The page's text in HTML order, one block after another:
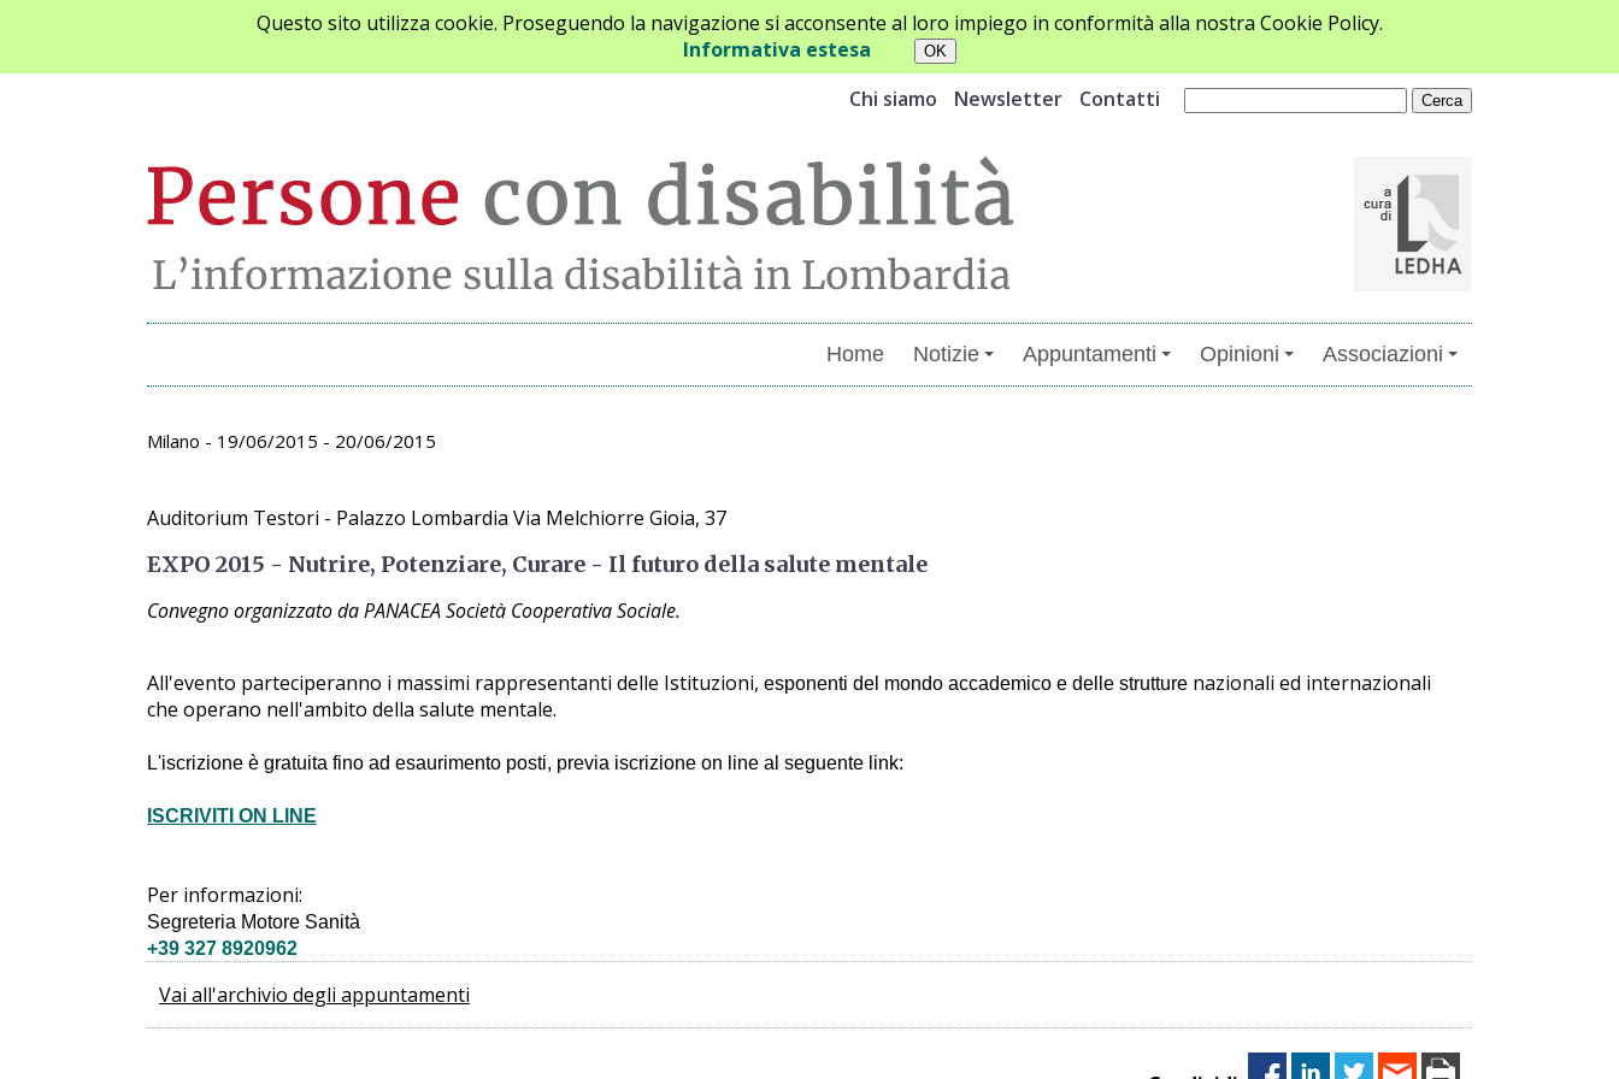
Questo sito utilizza cookie. Proseguendo la navigazione si acconsente al loro impiego in conformità alla nostra Cookie Policy.
Informativa estesa
Chi siamo
Newsletter Contatti
Home Notizie Appuntamenti Opinioni Associazioni
Archivio appuntamenti
Milano - 19/06/2015 - 20/06/2015
Auditorium Testori - Palazzo Lombardia Via Melchiorre Gioia, 37
EXPO 2015 - Nutrire, Potenziare, Curare - Il futuro della salute mentale
Convegno organizzato da PANACEA Società Cooperativa Sociale.
​All'evento parteciperanno i massimi rappresentanti delle Istituzioni, esponenti del mondo accademico e delle strutture nazionali ed internazionali
che operano nell'ambito della salute mentale.
​L'iscrizione è gratuita fino ad esaurimento posti, previa iscrizione on line al seguente link:
ISCRIVITI ON LINE
Per informazioni:
Segreteria Motore Sanità
+39 327 8920962
Vai all'archivio degli appuntamenti